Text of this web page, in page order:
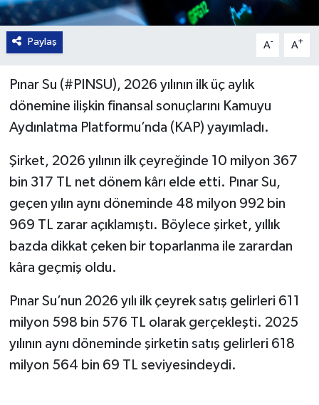
Paylaş A- A+
Pınar Su (#PINSU), 2026 yılının ilk üç aylık
dönemine ilişkin finansal sonuçlarını Kamuyu
Aydınlatma Platformu’nda (KAP) yayımladı.
Şirket, 2026 yılının ilk çeyreğinde 10 milyon 367
bin 317 TL net dönem kârı elde etti. Pınar Su,
geçen yılın aynı döneminde 48 milyon 992 bin
969 TL zarar açıklamıştı. Böylece şirket, yıllık
bazda dikkat çeken bir toparlanma ile zarardan
kâra geçmiş oldu.
Pınar Su’nun 2026 yılı ilk çeyrek satış gelirleri 611
milyon 598 bin 576 TL olarak gerçekleşti. 2025
yılının aynı döneminde şirketin satış gelirleri 618
milyon 564 bin 69 TL seviyesindeydi.